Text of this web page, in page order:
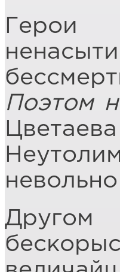
Герои
Поэтом
Другом